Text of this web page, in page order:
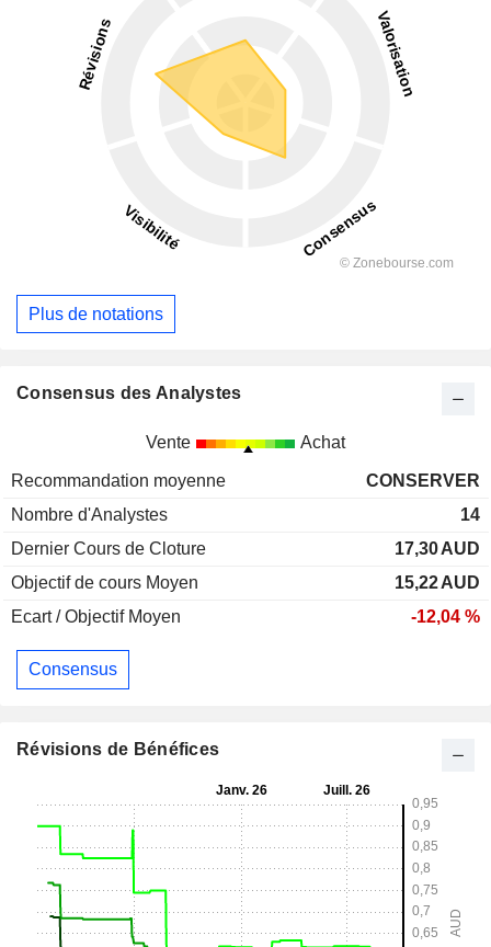
Plus de notations
Consensus des Analystes
Vente Achat
Recommandation moyenne
CONSERVER
Nombre d'Analystes
14
Dernier Cours de Cloture
17,30AUD
Objectif de cours Moyen
15,22AUD
Ecart / Objectif Moyen
-12,04 %
Consensus
Révisions de Bénéfices